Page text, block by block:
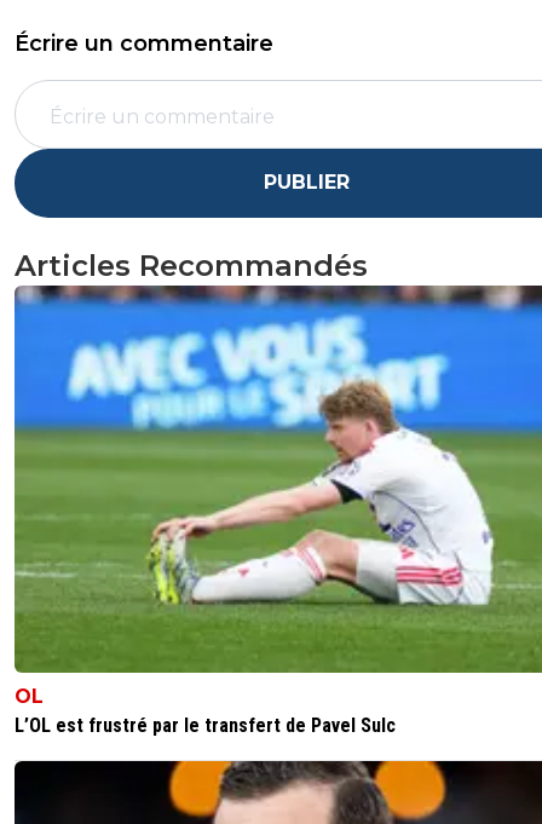
Écrire un commentaire
PUBLIER
Articles Recommandés
OL
L’OL est frustré par le transfert de Pavel Sulc